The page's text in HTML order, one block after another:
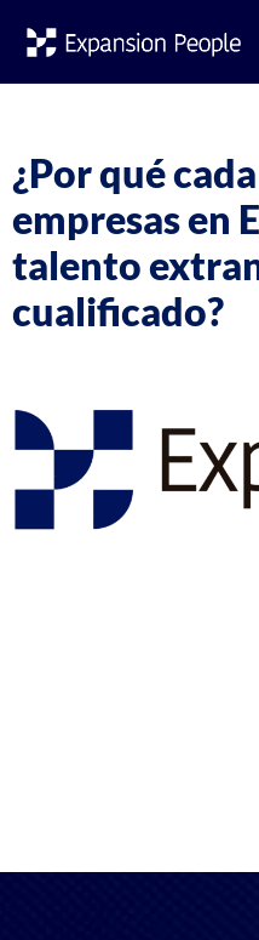
Tag:
españa
¿Por qué
empresas en
talento
cualificado?